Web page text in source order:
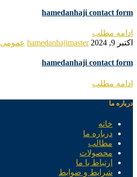
hamedanhaji contact form
ادامه مطلب
اکتبر 9, 2024
hamedanhajimaster عمومی
hamedanhaji contact form
ادامه مطلب
درباره ما
خانه
درباره ما
مطالب
محصولات
ارتباط با ما
شرایط و ضوابط